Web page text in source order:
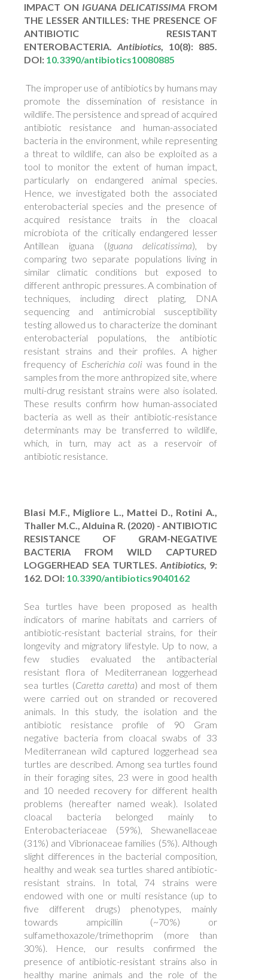
IMPACT ON IGUANA DELICATISSIMA FROM
THE LESSER ANTILLES: THE PRESENCE OF
ANTIBIOTIC RESISTANT
ENTEROBACTERIA. Antibiotics, 10(8): 885.
DOI: 10.3390/antibiotics10080885
The improper use of antibiotics by humans may
promote the dissemination of resistance in
wildlife. The persistence and spread of acquired
antibiotic resistance and human-associated
bacteria in the environment, while representing
a threat to wildlife, can also be exploited as a
tool to monitor the extent of human impact,
particularly on endangered animal species.
Hence, we investigated both the associated
enterobacterial species and the presence of
acquired resistance traits in the cloacal
microbiota of the critically endangered lesser
Antillean iguana (Iguana delicatissima), by
comparing two separate populations living in
similar climatic conditions but exposed to
different anthropic pressures. A combination of
techniques, including direct plating, DNA
sequencing and antimicrobial susceptibility
testing allowed us to characterize the dominant
enterobacterial populations, the antibiotic
resistant strains and their profiles. A higher
frequency of Escherichia coli was found in the
samples from the more anthropized site, where
multi-drug resistant strains were also isolated.
These results confirm how human-associated
bacteria as well as their antibiotic-resistance
determinants may be transferred to wildlife,
which, in turn, may act as a reservoir of
antibiotic resistance.
Blasi M.F., Migliore L., Mattei D., Rotini A.,
Thaller M.C., Alduina R. (2020) - ANTIBIOTIC
RESISTANCE OF GRAM-NEGATIVE
BACTERIA FROM WILD CAPTURED
LOGGERHEAD SEA TURTLES. Antibiotics, 9:
162. DOI: 10.3390/antibiotics9040162
Sea turtles have been proposed as health
indicators of marine habitats and carriers of
antibiotic-resistant bacterial strains, for their
longevity and migratory lifestyle. Up to now, a
few studies evaluated the antibacterial
resistant flora of Mediterranean loggerhead
sea turtles (Caretta caretta) and most of them
were carried out on stranded or recovered
animals. In this study, the isolation and the
antibiotic resistance profile of 90 Gram
negative bacteria from cloacal swabs of 33
Mediterranean wild captured loggerhead sea
turtles are described. Among sea turtles found
in their foraging sites, 23 were in good health
and 10 needed recovery for different health
problems (hereafter named weak). Isolated
cloacal bacteria belonged mainly to
Enterobacteriaceae (59%), Shewanellaceae
(31%) and Vibrionaceae families (5%). Although
slight differences in the bacterial composition,
healthy and weak sea turtles shared antibiotic-
resistant strains. In total, 74 strains were
endowed with one or multi resistance (up to
five different drugs) phenotypes, mainly
towards ampicillin (~70%) or
sulfamethoxazole/trimethoprim (more than
30%). Hence, our results confirmed the
presence of antibiotic-resistant strains also in
healthy marine animals and the role of the